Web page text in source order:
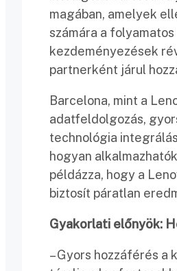
magában, amelyek
számára a
kezdeményezések
partnerként járul
Barcelona, mint a
adatfeldolgozás,
technológia
hogyan
példázza, hogy a
biztosít páratlan
Gyakorlati előnyök:
– Gyors hozzáférés